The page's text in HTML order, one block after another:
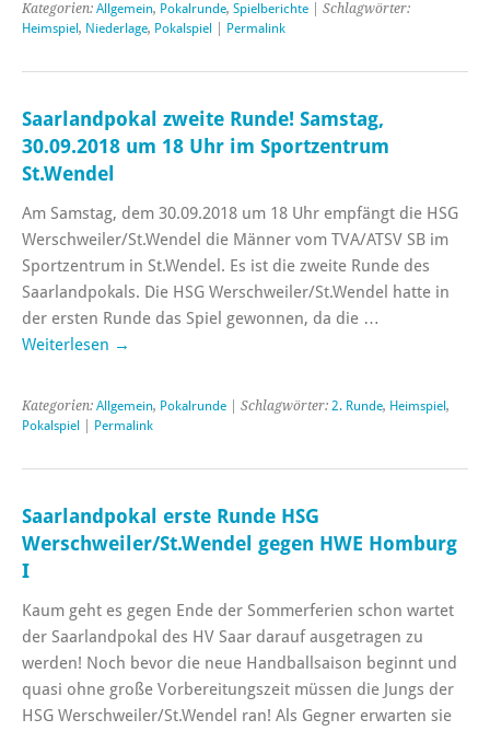
Kategorien: Allgemein, Pokalrunde, Spielberichte | Schlagwörter:
Heimspiel , Niederlage, Pokalspiel Permalink
Saarlandpokal zweite Runde! Samstag,
30.09.2018 um 18 Uhr im Sportzentrum
St.Wendel
Am Samstag, dem 30.09.2018 um 18 Uhr empfängt die HSG
Werschweiler/St.Wendel die Männer vom TVA/ATSV SB im
Sportzentrum in St.Wendel. Es ist die zweite Runde des
Saarlandpokals. Die HSG Werschweiler/St.Wendel hatte in
der ersten Runde das Spiel gewonnen, da die …
Weiterlesen →
Kategorien: Allgemein, Pokalrunde | Schlagwörter: 2. Runde, Heimspiel ,
Pokalspiel
Permalink
Saarlandpokal erste Runde HSG
Werschweiler/St.Wendel gegen HWE Homburg
I
Kaum geht es gegen Ende der Sommerferien schon wartet
der Saarlandpokal des HV Saar darauf ausgetragen zu
werden! Noch bevor die neue Handballsaison beginnt und
quasi ohne große Vorbereitungszeit müssen die Jungs der
HSG Werschweiler/St.Wendel ran! Als Gegner erwarten sie